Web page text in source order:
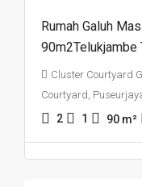
Rumah Galuh
90m2Telukjambe
Cluster Courtyard
Courtyard,
2 1 90 m²